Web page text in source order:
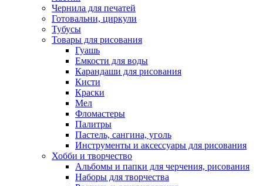
Чернила для печатей
Готовальни, циркули
Тубусы
Товары для рисования
Гуашь
Емкости для воды
Карандаши для рисования
Кисти
Краски
Мел
Фломастеры
Палитры
Пастель, сангина, уголь
Инструменты и аксессуары для рисования
Хобби и творчество
Альбомы и папки для черчения, рисования
Наборы для творчества